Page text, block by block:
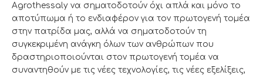
Agrothessaly να σηματοδοτούν όχι απλά και μόνο το
αποτύπωμα ή το ενδιαφέρον για τον πρωτογενή τομέα
στην πατρίδα μας, αλλά να σηματοδοτούν τη
συγκεκριμένη ανάγκη όλων των ανθρώπων που
δραστηριοποιούνται στον πρωτογενή τομέα να
συναντηθούν με τις νέες τεχνολογίες, τις νέες εξελίξεις,